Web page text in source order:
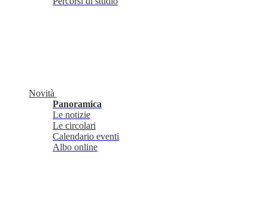
Novità
Panoramica
Le notizie
Le circolari
Calendario eventi
Albo online